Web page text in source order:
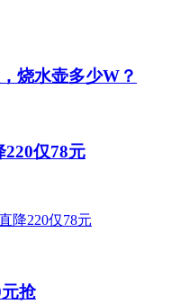
烧水壶多少W？
仅78元
抢